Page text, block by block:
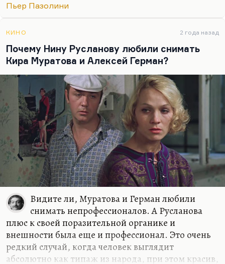
Пьер Пазолини
КИНО 2 года назад
Почему Нину Русланову любили снимать
Кира Муратова и Алексей Герман?
Видите ли, Муратова и Герман любили
снимать непрофессионалов. А Русланова
плюс к своей поразительной органике и
внешности была еще и профессионал. Это очень
редкий случай, когда человек выглядит
абсолютно как типаж из народа, при этом красив,